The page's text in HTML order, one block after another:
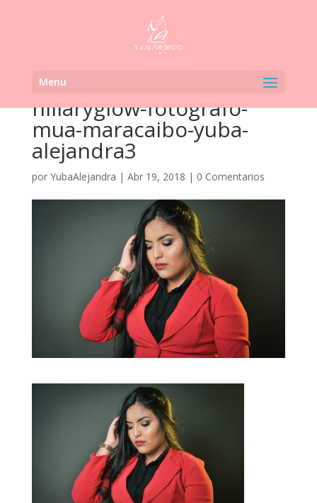
Menu
hillaryglow-fotografo-
mua-maracaibo-yuba-
alejandra3
por YubaAlejandra | Abr 19, 2018 | 0 Comentarios